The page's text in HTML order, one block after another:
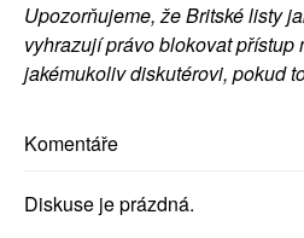
Upozorňujeme, že Britské listy
vyhrazují právo blokovat přístup
jakémukoliv diskutérovi, pokud
Komentáře
Diskuse je prázdná.